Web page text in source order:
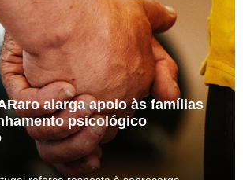
alarga apoio às famílias
psicológico